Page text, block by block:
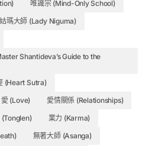
唯識宗 (Mind-Only School)
瑪大師 (Lady Niguma)
Shantideva’s Guide to the
(Heart Sutra)
愛 (Love)
愛情關係 (Relationships)
(Tonglen)
業力 (Karma)
無著大師 (Asanga)